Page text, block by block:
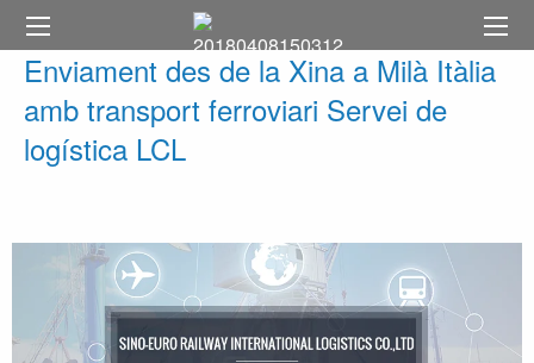
Enviament des de la Xina a Milà Itàlia
amb transport ferroviari Servei de
logística LCL